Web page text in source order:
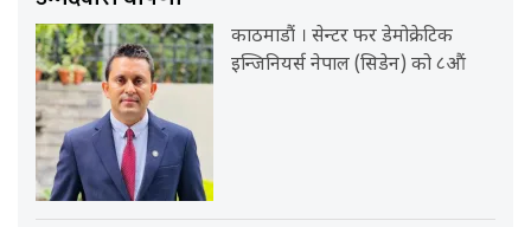
काठमाडौं । सेन्टर फर डेमोक्रेटिक
इन्जिनियर्स नेपाल (सिडेन) को ८औं